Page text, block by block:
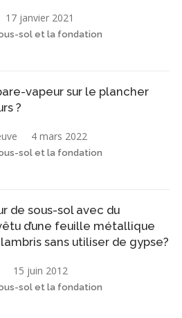
17 janvier 2021
sol et la fondation
vapeur sur le plancher
?
4 mars 2022
sol et la fondation
de sous-sol avec du
d’une feuille métallique
sans utiliser de gypse?
15 juin 2012
sol et la fondation